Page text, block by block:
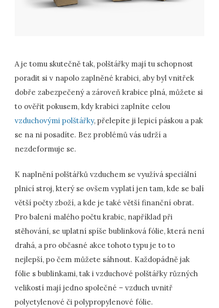
A je tomu skutečně tak, polštářky mají tu schopnost
poradit si v napolo zaplněné krabici, aby byl vnitřek
dobře zabezpečený a zároveň krabice plná, můžete si
to ověřit pokusem, kdy krabici zaplníte celou
vzduchovými polštářky, přelepíte ji lepicí páskou a pak
se na ni posadíte. Bez problémů vás udrží a
nezdeformuje se.
K naplnění polštářků vzduchem se využívá speciální
plnicí stroj, který se ovšem vyplatí jen tam, kde se balí
větší počty zboží, a kde je také větší finanční obrat.
Pro balení malého počtu krabic, například při
stěhování, se uplatní spíše bublinková fólie, která není
drahá, a pro občasné akce tohoto typu je to to
nejlepší, po čem můžete sáhnout. Každopádně jak
fólie s bublinkami, tak i vzduchové polštářky různých
velikostí mají jedno společné – vzduch uvnitř
polyetylenové či polypropylenové fólie.